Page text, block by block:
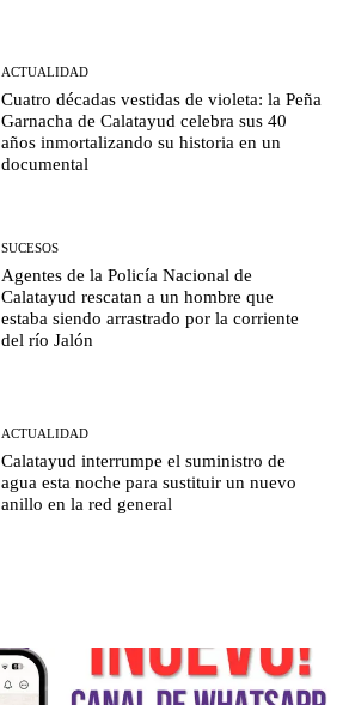
ACTUALIDAD
Cuatro décadas vestidas de violeta: la Peña
Garnacha de Calatayud celebra sus 40
años inmortalizando su historia en un
documental
SUCESOS
Agentes de la Policía Nacional de
Calatayud rescatan a un hombre que
estaba siendo arrastrado por la corriente
del río Jalón
ACTUALIDAD
Calatayud interrumpe el suministro de
agua esta noche para sustituir un nuevo
anillo en la red general